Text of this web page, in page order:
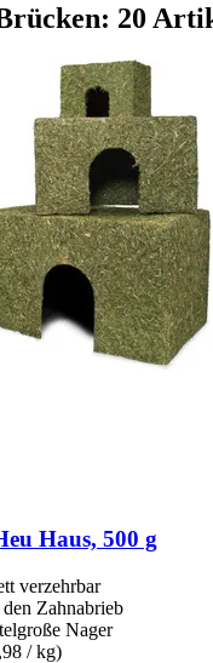
20
Haus, 500 g
verzehrbar
Zahnabrieb
Nager
/ kg)